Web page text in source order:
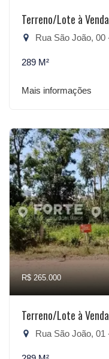
Terreno/Lote à
Rua São João, 00 -
289 M²
Mais informações
R$ 265.000
Terreno/Lote à
Rua São João, 01 -